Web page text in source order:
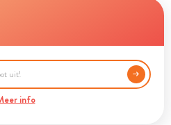
info